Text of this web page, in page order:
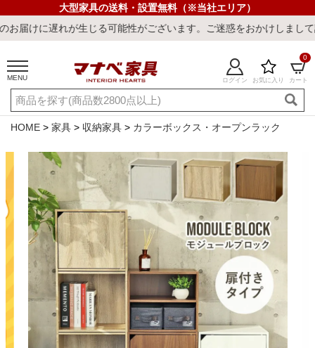
大型家具の送料・設置無料（※当社エリア）
じる可能性がございます。ご迷惑をおかけしまして誠に申し訳ござ
MENU ログイン お気に入り カート
0
ご利用ガイド 新規会員登録
店舗一覧 閲覧履歴
キーワード・商品番号で探す
最短発送 冷感ラグ 冷感寝具 ワークデスク ウィルトンラ
HOME 家具 収納家具 カラーボックス・オープンラック